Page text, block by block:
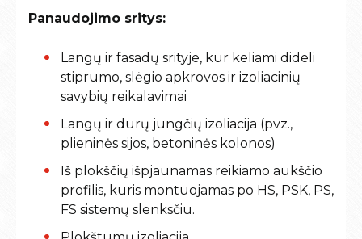
Panaudojimo sritys:
Langų ir fasadų srityje, kur keliami dideli
stiprumo, slėgio apkrovos ir izoliacinių
savybių reikalavimai
Langų ir durų jungčių izoliacija (pvz.,
plieninės sijos, betoninės kolonos)
Iš plokščių išpjaunamas reikiamo aukščio
profilis, kuris montuojamas po HS, PSK, PS,
FS sistemų slenksčiu.